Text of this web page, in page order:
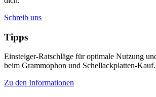
Schreib uns
Tipps
Einsteiger-Ratschläge für optimale Nutzung
beim Grammophon und Schellackplatten-Kauf.
Zu den Informationen